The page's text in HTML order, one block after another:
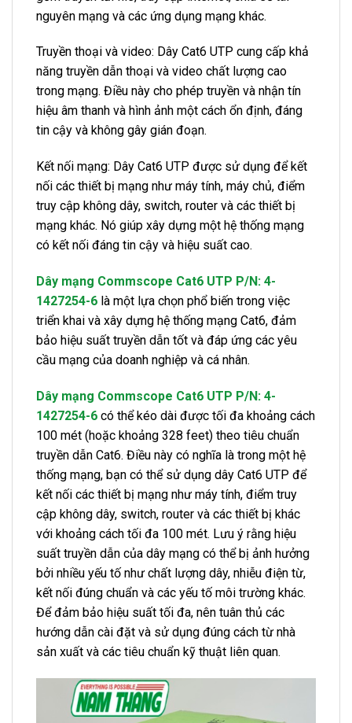
nguyên mạng và các ứng dụng mạng khác.
Truyền thoại và video: Dây Cat6 UTP cung cấp khả
năng truyền dẫn thoại và video chất lượng cao
trong mạng. Điều này cho phép truyền và nhận tín
hiệu âm thanh và hình ảnh một cách ổn định, đáng
tin cậy và không gây gián đoạn.
Kết nối mạng: Dây Cat6 UTP được sử dụng để kết
nối các thiết bị mạng như máy tính, máy chủ, điểm
truy cập không dây, switch, router và các thiết bị
mạng khác. Nó giúp xây dựng một hệ thống mạng
có kết nối đáng tin cậy và hiệu suất cao.
Dây mạng Commscope Cat6 UTP P/N: 4-
1427254-6 là một lựa chọn phổ biến trong việc
triển khai và xây dựng hệ thống mạng Cat6, đảm
bảo hiệu suất truyền dẫn tốt và đáp ứng các yêu
cầu mạng của doanh nghiệp và cá nhân.
Dây mạng Commscope Cat6 UTP P/N: 4-
1427254-6 có thể kéo dài được tối đa khoảng cách
100 mét (hoặc khoảng 328 feet) theo tiêu chuẩn
truyền dẫn Cat6. Điều này có nghĩa là trong một hệ
thống mạng, bạn có thể sử dụng dây Cat6 UTP để
kết nối các thiết bị mạng như máy tính, điểm truy
cập không dây, switch, router và các thiết bị khác
với khoảng cách tối đa 100 mét. Lưu ý rằng hiệu
suất truyền dẫn của dây mạng có thể bị ảnh hưởng
bởi nhiều yếu tố như chất lượng dây, nhiễu điện từ,
kết nối đúng chuẩn và các yếu tố môi trường khác.
Để đảm bảo hiệu suất tối đa, nên tuân thủ các
hướng dẫn cài đặt và sử dụng đúng cách từ nhà
sản xuất và các tiêu chuẩn kỹ thuật liên quan.